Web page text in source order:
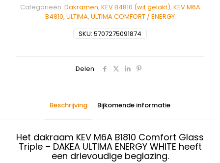
SKU: 5707275091874
Categorieën: Dakramen, KEV B4810 (wit gelakt), KEV M6A
B4810, ULTIMA, ULTIMA COMFORT / ENERGY
Delen
Beschrijving Bijkomende informatie
Het dakraam KEV M6A B1810 Comfort Glass
Triple – DAKEA ULTIMA ENERGY WHITE heeft
een drievoudige beglazing.